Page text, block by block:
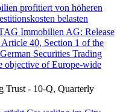
profitiert von höheren
belasten
Immobilien AG: Release
40, Section 1 of the
Securities Trading
objective of Europe-wide
Trust - 10-Q, Quarterly